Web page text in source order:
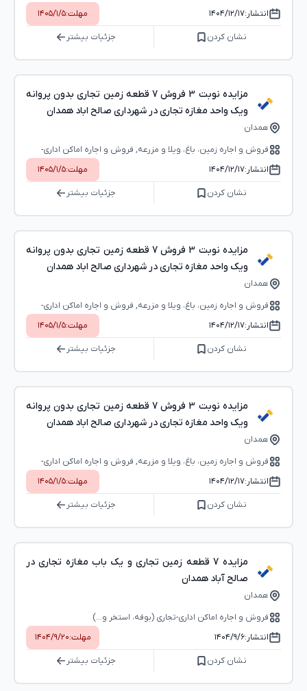
تجاری (بوفه، استخر و...)
انتشار:۱۴۰۴/۱۲/۱۷ مهلت:۱۴۰۵/۱/۵
نشان کردن جزئیات بیشتر
مزایده نوبت 3 فروش 7 قطعه زمین تجاری بدون پروانه
ویک واحد مغازه تجاری در شهرداری صالح اباد همدان
همدان
فروش و اجاره زمین، باغ، ویلا و مزرعه, فروش و اجاره اماکن اداری-
تجاری (بوفه، استخر و...)
انتشار:۱۴۰۴/۱۲/۱۷ مهلت:۱۴۰۵/۱/۵
نشان کردن جزئیات بیشتر
مزایده نوبت 3 فروش 7 قطعه زمین تجاری بدون پروانه
ویک واحد مغازه تجاری در شهرداری صالح اباد همدان
همدان
فروش و اجاره زمین، باغ، ویلا و مزرعه, فروش و اجاره اماکن اداری-
تجاری (بوفه، استخر و...)
انتشار:۱۴۰۴/۱۲/۱۷ مهلت:۱۴۰۵/۱/۵
نشان کردن جزئیات بیشتر
مزایده نوبت 3 فروش 7 قطعه زمین تجاری بدون پروانه
ویک واحد مغازه تجاری در شهرداری صالح اباد همدان
همدان
فروش و اجاره زمین، باغ، ویلا و مزرعه, فروش و اجاره اماکن اداری-
تجاری (بوفه، استخر و...)
انتشار:۱۴۰۴/۱۲/۱۷ مهلت:۱۴۰۵/۱/۵
نشان کردن جزئیات بیشتر
مزایده 7 قطعه زمین تجاری و یک باب مغازه تجاری در
صالح آباد همدان
همدان
فروش و اجاره اماکن اداری-تجاری (بوفه، استخر و...)
انتشار:۱۴۰۴/۹/۶ مهلت:۱۴۰۴/۹/۲۰
نشان کردن جزئیات بیشتر